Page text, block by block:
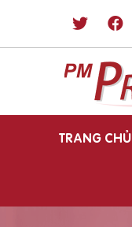
TRANG CHỦ